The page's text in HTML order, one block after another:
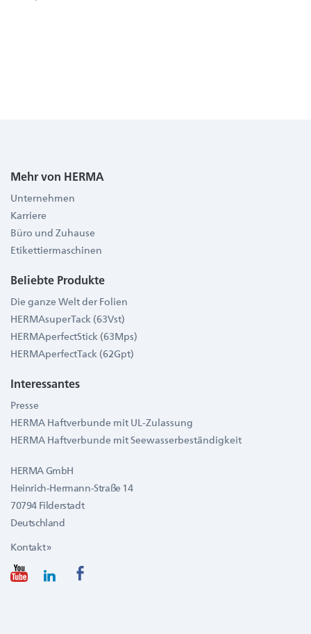
Mehr von HERMA
Unternehmen
Karriere
Büro und Zuhause
Etikettiermaschinen
Beliebte Produkte
Die ganze Welt der Folien
HERMAsuperTack (63Vst)
HERMAperfectStick (63Mps)
HERMAperfectTack (62Gpt)
Interessantes
Presse
HERMA Haftverbunde mit UL-Zulassung
HERMA Haftverbunde mit Seewasserbeständigkeit
HERMA GmbH
Heinrich-Hermann-Straße 14
70794 Filderstadt
Deutschland
Kontakt »